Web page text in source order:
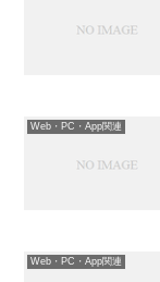
Web・PC・App関連
Web・PC・App関連